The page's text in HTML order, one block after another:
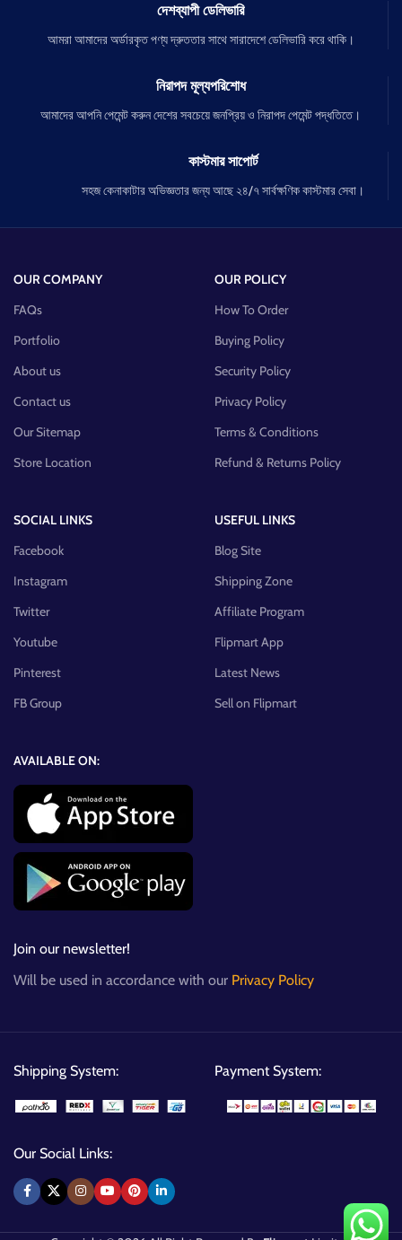
দেশব্যাপী ডেলিভারি
আমরা আমাদের অর্ডারকৃত পণ্য দ্রুততার সাথে সারাদেশে ডেলিভারি করে থাকি।
নিরাপদ মূল্যপরিশোধ
আমাদের আপনি পেমেন্ট করুন দেশের সবচেয়ে জনপ্রিয় ও নিরাপদ পেমেন্ট পদ্ধতিতে।
কাস্টমার সাপোর্ট
সহজ কেনাকাটার অভিজ্ঞতার জন্য আছে ২৪/৭ সার্বক্ষণিক কাস্টমার সেবা।
OUR COMPANY
FAQs
Portfolio
About us
Contact us
Our Sitemap
Store Location
OUR POLICY
How To Order
Buying Policy
Security Policy
Privacy Policy
Terms & Conditions
Refund & Returns Policy
SOCIAL LINKS
Facebook
Instagram
Twitter
Youtube
Pinterest
FB Group
USEFUL LINKS
Blog Site
Shipping Zone
Affiliate Program
Flipmart App
Latest News
Sell on Flipmart
AVAILABLE ON:
Join our newsletter!
Will be used in accordance with our Privacy Policy
Shipping System: Payment System:
Our Social Links: